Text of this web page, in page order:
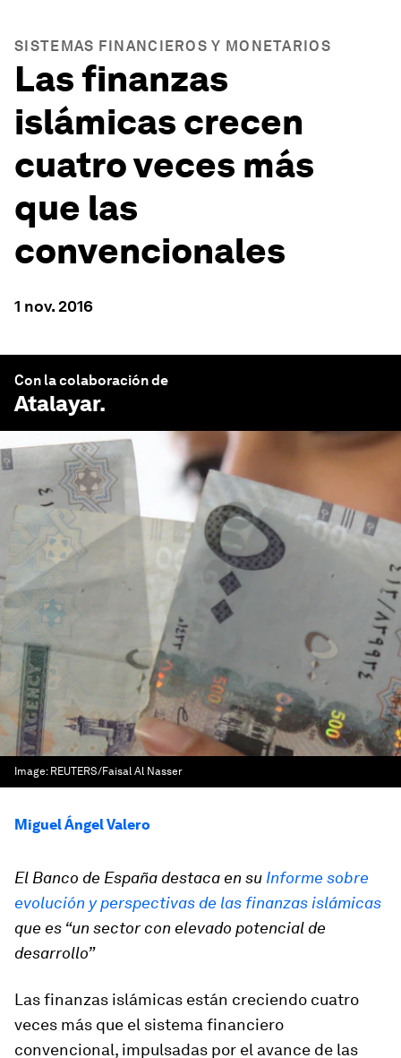
SISTEMAS FINANCIEROS Y MONETARIOS
Las finanzas
islámicas crecen
cuatro veces más
que las
convencionales
1 nov. 2016
Con la colaboración de
Atalayar.
Image: REUTERS/Faisal Al Nasser
Miguel Ángel Valero
El Banco de España destaca en su Informe sobre
evolución y perspectivas de las finanzas islámicas
que es “un sector con elevado potencial de
desarrollo”
Las finanzas islámicas están creciendo cuatro
veces más que el sistema financiero
convencional, impulsadas por el avance de las